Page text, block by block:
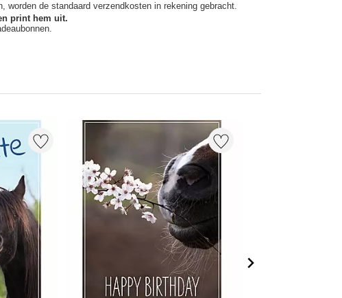
worden de standaard verzendkosten in rekening gebracht.
print hem uit.